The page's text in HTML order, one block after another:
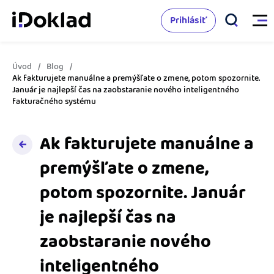
Vlastnosti
Online fakturácia
Správa kontaktov
Sledovanie cashflow
Spolupráca s účtovníkom
Prepojenie na ďalšie systémy
Spriatelení účtovníci
Vzdelanie
Nápoveda
Ako začať s podnikaním
Ako sa vyznať vo fakturácii
Vyskúšať zadarmo
Prihlásiť
Úvod
Blog
Ak fakturujete manuálne a premýšľate o zmene, potom spozornite.
Január je najlepší čas na zaobstaranie nového inteligentného
fakturačného systému
Ak fakturujete manuálne a
premýšľate o zmene,
potom spozornite. Január
je najlepší čas na
zaobstaranie nového
inteligentného